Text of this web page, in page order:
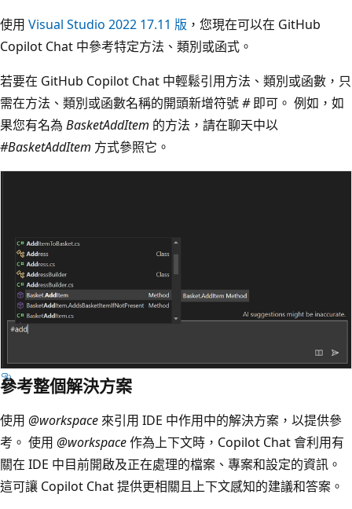
使用 Visual Studio 2022 17.11 版 ，您現在可以在 GitHub
Copilot Chat 中參考特定方法、類別或函式。
若要在 GitHub Copilot Chat 中輕鬆引用方法、類別或函數，只
需在方法、類別或函數名稱的開頭新增符號#即可。 例如，如
果您有名為 BasketAddItem 的方法，請在聊天中以
#BasketAddItem 方式參照它。
參考整個解決方案
使用 @workspace 來引用 IDE 中作用中的解決方案，以提供參
考。 使用 @workspace作為上下文時，Copilot Chat 會利用有
關在 IDE 中目前開啟及正在處理的檔案、專案和設定的資訊。
這可讓 Copilot Chat 提供更相關且上下文感知的建議和答案。